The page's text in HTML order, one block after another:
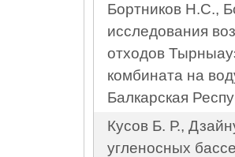
Бортников Н.С.,
исследования
отходов
комбината на
Балкарская
Кусов Б. Р.,
угленосных